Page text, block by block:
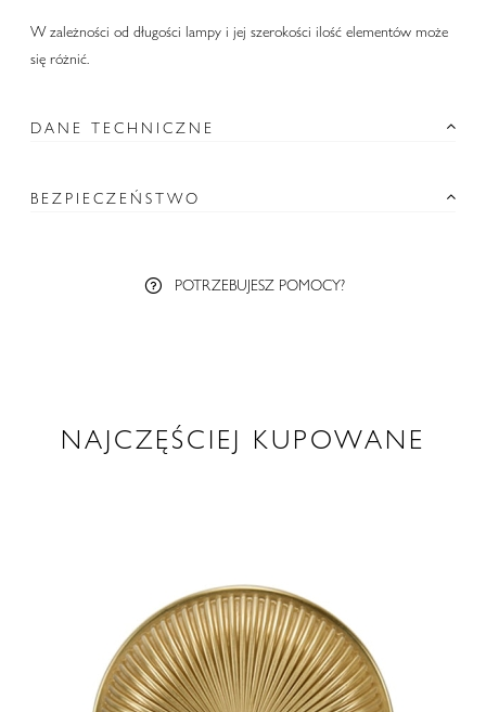
W zależności od długości lampy i jej szerokości ilość elementów może
się różnić.
DANE TECHNICZNE
BEZPIECZEŃSTWO
POTRZEBUJESZ POMOCY?
NAJCZĘŚCIEJ KUPOWANE